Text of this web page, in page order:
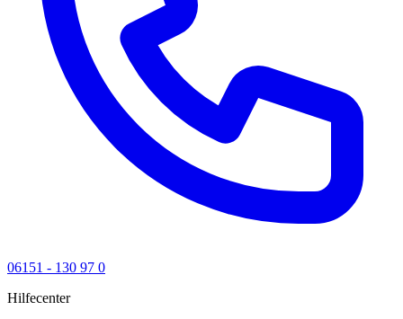
06151 - 130 97 0
Hilfecenter